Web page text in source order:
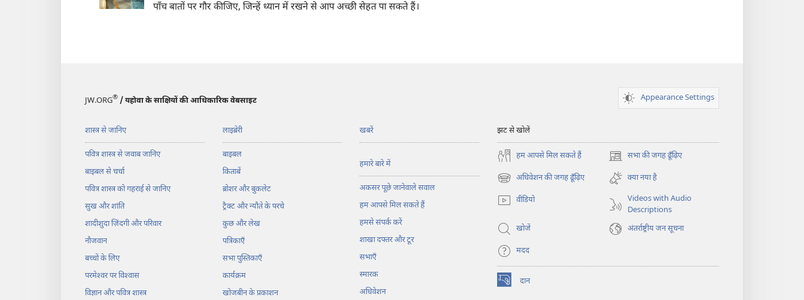
पाँच बातों पर गौर कीजिए, जिन्हें ध्यान में रखने से आप अच्छी सेहत पा सकते हैं।
JW.ORG® / यहोवा के साक्षियों की आधिकारिक वेबसाइट Appearance Settings
शास्त्र से जानिए
पवित्र शास्त्र से जवाब जानिए
बाइबल से चर्चा
पवित्र शास्त्र को गहराई से जानिए
सुख और शांति
शादीशुदा ज़िंदगी और परिवार
नौजवान
बच्चों के लिए
परमेश्‍वर पर विश्‍वास
विज्ञान और पवित्र शास्त्र
लाइब्रेरी
बाइबल
किताबें
ब्रोशर और बुकलेट
ट्रैक्ट और न्यौते के परचे
कुछ और लेख
पत्रिकाएँ
सभा पुस्तिकाएँ
कार्यक्रम
खोजबीन के प्रकाशन
खबरें
हमारे बारे में
अकसर पूछे जानेवाले सवाल
हम आपसे मिल सकते हैं
हमसे संपर्क करें
शाखा दफ्तर और टूर
सभाएँ
स्मारक
अधिवेशन
झट से खोलें
हम आपसे मिल सकते हैं सभा की जगह ढूँढ़िए
(opens
new
window)
अधिवेशन की जगह ढूँढ़िए
(opens
new
window)
क्या नया है
वीडियो
Videos with Audio
Descriptions
खोजें
अंतर्राष्ट्रीय जन सूचना
मदद
दान
(opens